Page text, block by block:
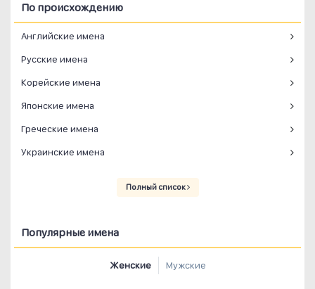
По происхождению
Английские имена
Русские имена
Корейские имена
Японские имена
Греческие имена
Украинские имена
Полный список
Популярные имена
Женские Мужские